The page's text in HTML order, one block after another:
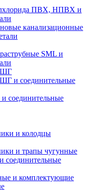
ПВХ, НПВХ и
канализационные
SML и
и соединительные
соединительные
и колодцы
и трапы чугунные
соединительные
и комплектующие